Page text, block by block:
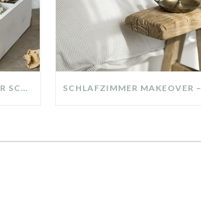
DIY-DEKO-TABLETT AUS ALTER SCHUBLADE – NACHHALTIGE HERBSTDEKO SELBER MACHEN!